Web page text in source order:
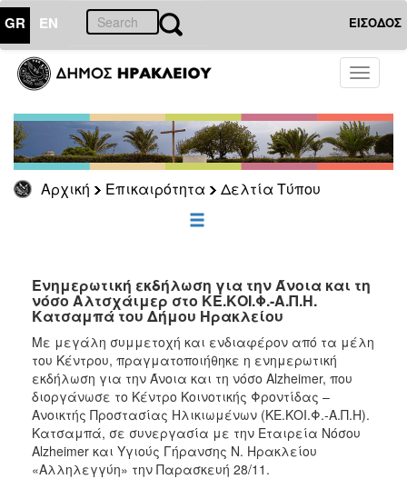
GR EN ΕΙΣΟΔΟΣ
Toggle
Αρχική Επικαιρότητα Δελτία Τύπου
ΕΠΙΚΑΙΡΟΤΗΤΑ
Τύπου
Αρχείο
ΕΠΙΣΚΕΠΤΗΣ
ΗΡΑΚΛΕΙΟ
Ενημερωτική εκδήλωση για την Άνοια και τη
νόσο Αλτσχάιμερ στο ΚΕ.ΚΟΙ.Φ.-Α.Π.Η.
Κατσαμπά του Δήμου Ηρακλείου
Με μεγάλη συμμετοχή και ενδιαφέρον από τα μέλη
του Κέντρου, πραγματοποιήθηκε η ενημερωτική
εκδήλωση για την Άνοια και τη νόσο Alzheimer, που
διοργάνωσε το Κέντρο Κοινοτικής Φροντίδας –
Ανοικτής Προστασίας Ηλικιωμένων (ΚΕ.ΚΟΙ.Φ.-Α.Π.Η).
Κατσαμπά, σε συνεργασία με την Εταιρεία Νόσου
Alzheimer και Υγιούς Γήρανσης Ν. Ηρακλείου
«Αλληλεγγύη» την Παρασκευή 28/11.